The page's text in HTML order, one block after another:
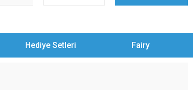
Hediye Setleri Fairy